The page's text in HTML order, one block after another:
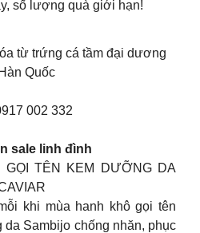
số lượng quà giới hạn!
từ trứng cá tầm đại dương
Quốc
002 332
sale linh đình
GỌI TÊN KEM DƯỠNG DA
khi mùa hanh khô gọi tên
Sambijo chống nhăn, phục